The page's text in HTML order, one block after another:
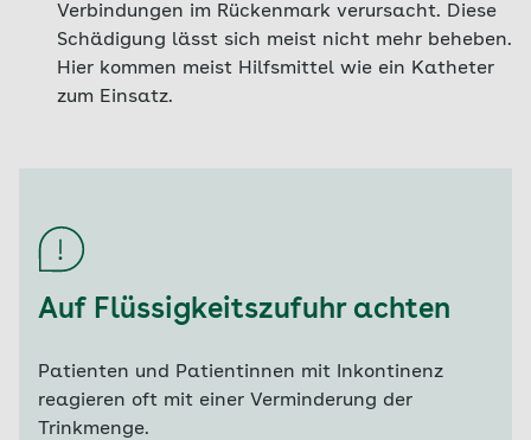
Verbindungen im Rückenmark verursacht. Diese
Schädigung lässt sich meist nicht mehr beheben.
Hier kommen meist Hilfsmittel wie ein Katheter
zum Einsatz.
Auf Flüssigkeitszufuhr achten
Patienten und Patientinnen mit Inkontinenz
reagieren oft mit einer Verminderung der
Trinkmenge.